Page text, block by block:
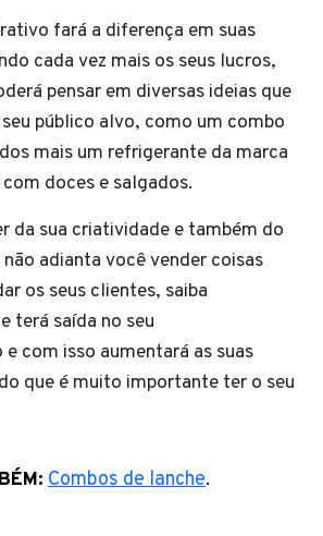
fará a diferença em suas
cada vez mais os seus lucros,
pensar em diversas ideias que
público alvo, como um combo
mais um refrigerante da marca
doces e salgados.
da sua criatividade e também do
adianta você vender coisas
os seus clientes, saiba
terá saída no seu
com isso aumentará as suas
que é muito importante ter o seu
Combos de lanche.